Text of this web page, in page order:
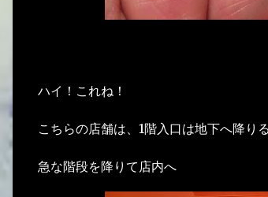
ハイ！これね！
こちらの店舗は、1階入口は地下へ降
急な階段を降りて店内へ